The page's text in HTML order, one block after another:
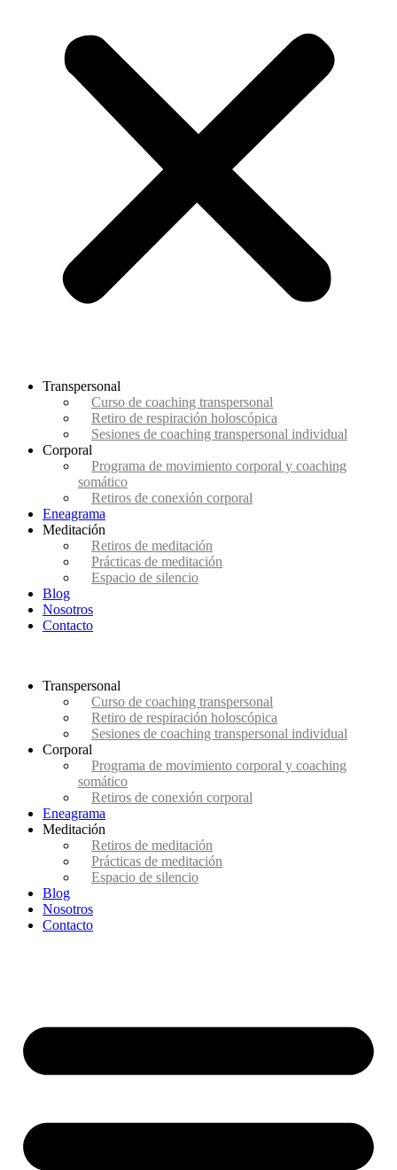
Transpersonal
Curso de coaching transpersonal
Retiro de respiración holoscópica
Sesiones de coaching transpersonal individual
Corporal
Programa de movimiento corporal y coaching
somático
Retiros de conexión corporal
Eneagrama
Meditación
Retiros de meditación
Prácticas de meditación
Espacio de silencio
Blog
Nosotros
Contacto
Transpersonal
Curso de coaching transpersonal
Retiro de respiración holoscópica
Sesiones de coaching transpersonal individual
Corporal
Programa de movimiento corporal y coaching
somático
Retiros de conexión corporal
Eneagrama
Meditación
Retiros de meditación
Prácticas de meditación
Espacio de silencio
Blog
Nosotros
Contacto